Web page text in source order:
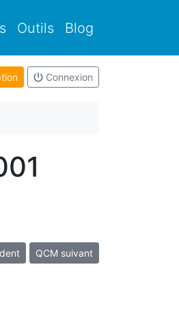
Outils Blog
Connexion
QCM suivant